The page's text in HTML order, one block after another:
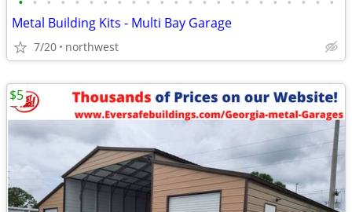
Metal Building Kits - Multi Bay Garage
7/20 northwest
$5